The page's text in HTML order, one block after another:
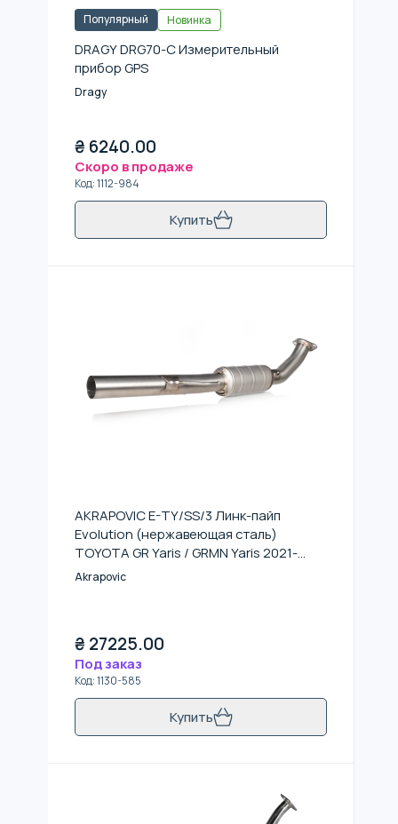
Популярный Новинка
DRAGY DRG70-C Измерительный
прибор GPS
Dragy
₴ 6240.00
Скоро в продаже
Код:1112-984
Купить
AKRAPOVIC E-TY/SS/3 Линк-пайп
Evolution (нержавеющая сталь)
TOYOTA GR Yaris / GRMN Yaris 2021-
2023
Akrapovic
₴ 27225.00
Под заказ
Код:1130-585
Купить